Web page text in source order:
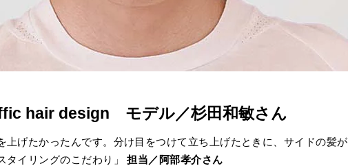
hair design モデル／杉田和敏さん
上げたかったんです。分け目をつけて立ち上げたときに、サイドの髪が
タイリングのこだわり」担当／阿部孝介さん